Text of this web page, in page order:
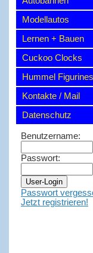
Modellautos
Lernen + Bauen
Cuckoo Clocks
Hummel Figurines
Kontakte / Mail
Datenschutz
Benutzername:
Passwort:
Passwort
Jetzt registrieren!